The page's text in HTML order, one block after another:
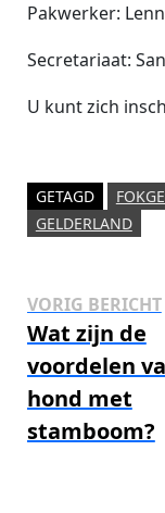
Pakwerker:
Secretariaat:
U kunt zich
GETAGD
GELDERLAND
Bericht
navigatie
VORIG BERICHT
Wat zijn de
voordelen
hond met
stamboom?